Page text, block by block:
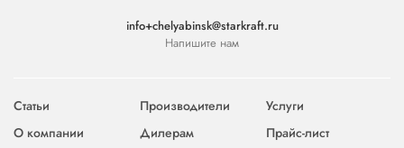
info+chelyabinsk@starkraft.ru
Напишите нам
Статьи Производители
Услуги
О компании
Дилерам Прайс-лист